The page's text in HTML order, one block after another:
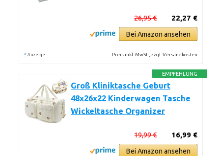
22,27 €
26,95 €
Bei Amazon ansehen
* Anzeige Preis inkl. MwSt., zzgl. Versandkosten
EMPFEHLUNG
Groß Kliniktasche Geburt
48x26x22 Kinderwagen Tasche
Wickeltasche Organizer
16,99 €
19,99 €
Bei Amazon ansehen